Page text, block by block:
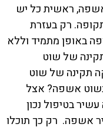
ראשית כל יש
רק בעזרת
באופן מתמיד וללא
של שוט
תקינה של שוט
אשפה? אצל
בטיפול נכון
אשפה. רק כך תוכלו